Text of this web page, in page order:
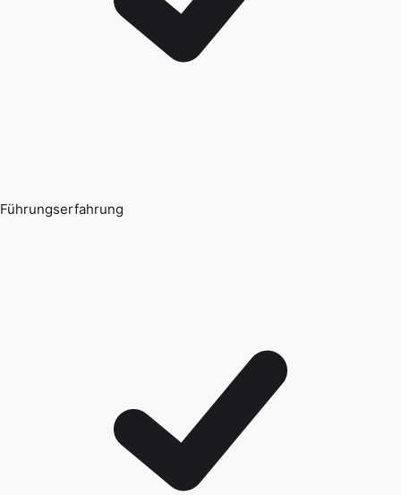
Führungserfahrung